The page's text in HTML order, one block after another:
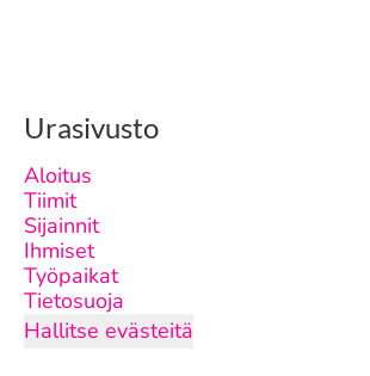
Urasivusto
Aloitus
Tiimit
Sijainnit
Ihmiset
Työpaikat
Tietosuoja
Hallitse evästeitä